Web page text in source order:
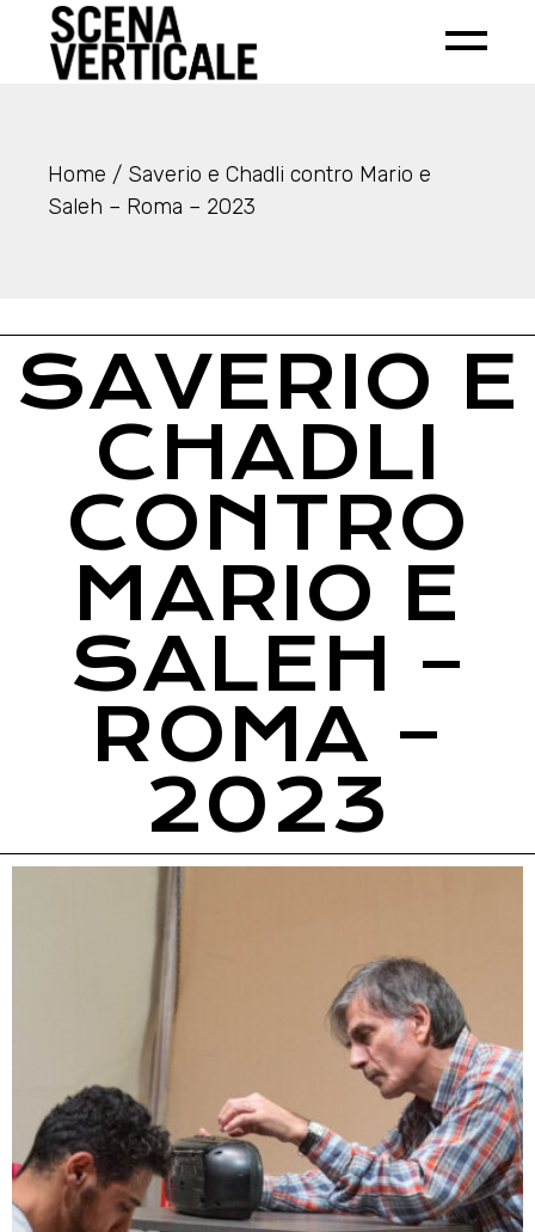
Home
Saverio e Chadli contro Mario e
Saleh – Roma – 2023
SAVERIO E
CHADLI
CONTRO
MARIO E
SALEH –
ROMA –
2023